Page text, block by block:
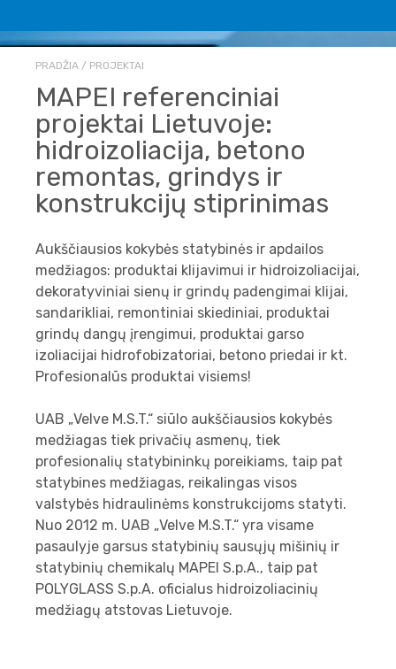
PRADŽIA PROJEKTAI
MAPEI referenciniai
projektai Lietuvoje:
hidroizoliacija, betono
remontas, grindys ir
konstrukcijų stiprinimas
Aukščiausios kokybės statybinės ir apdailos
medžiagos: produktai klijavimui ir hidroizoliacijai,
dekoratyviniai sienų ir grindų padengimai klijai,
sandarikliai, remontiniai skiediniai, produktai
grindų dangų įrengimui, produktai garso
izoliacijai hidrofobizatoriai, betono priedai ir kt.
Profesionalūs produktai visiems!
UAB „Velve M.S.T.“ siūlo aukščiausios kokybės
medžiagas tiek privačių asmenų, tiek
profesionalių statybininkų poreikiams, taip pat
statybines medžiagas, reikalingas visos
valstybės hidraulinėms konstrukcijoms statyti.
Nuo 2012 m. UAB „Velve M.S.T.“ yra visame
pasaulyje garsus statybinių sausųjų mišinių ir
statybinių chemikalų MAPEI S.p.A., taip pat
POLYGLASS S.p.A. oficialus hidroizoliacinių
medžiagų atstovas Lietuvoje.